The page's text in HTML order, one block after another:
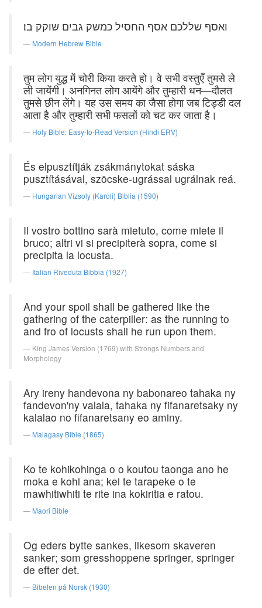
ואסף שללכם אסף החסיל כמשק גבים שוקק בו׃
Modern Hebrew Bible
तुम लोग युद्ध में चोरी किया करते हो। वे सभी वस्तुएँ तुमसे ले
ली जायेंगी। अनगिनत लोग आयेंगे और तुम्हारी धन—दौलत
तुमसे छीन लेंगे। यह उस समय का जैसा होगा जब टिड्डी दल
आता है और तुम्हारी सभी फसलों को चट कर जाता है।
Holy Bible: Easy-to-Read Version (Hindi ERV)
És elpusztítják zsákmánytokat sáska
pusztításával, szöcske-ugrással ugrálnak reá.
Hungarian Vizsoly (Karoli) Biblia (1590)
Il vostro bottino sarà mietuto, come miete il
bruco; altri vi si precipiterà sopra, come si
precipita la locusta.
Italian Riveduta Bibbia (1927)
And your spoil shall be gathered like the
gathering of the caterpiller: as the running to
and fro of locusts shall he run upon them.
King James Version (1769) with Strongs Numbers and
Morphology
Ary ireny handevona ny babonareo tahaka ny
fandevon'ny valala, tahaka ny fifanaretsaky ny
kalalao no fifanaretsany eo aminy.
Malagasy Bible (1865)
Ko te kohikohinga o o koutou taonga ano he
moka e kohi ana; kei te tarapeke o te
mawhitiwhiti te rite ina kokiritia e ratou.
Maori Bible
Og eders bytte sankes, likesom skaveren
sanker; som gresshoppene springer, springer
de efter det.
Bibelen på Norsk (1930)